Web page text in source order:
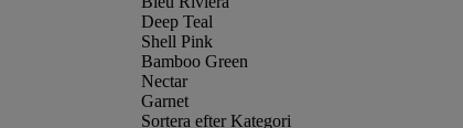
Deep Teal
Shell Pink
Bamboo Green
Nectar
Garnet
Sortera efter Kategori